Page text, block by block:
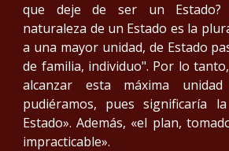
que deje de ser un
naturaleza de un Estado es la
a una mayor unidad, de Estado
de familia, individuo". Por lo
alcanzar esta máxima
pudiéramos, pues significaría
Estado». Además, «el plan,
impracticable».